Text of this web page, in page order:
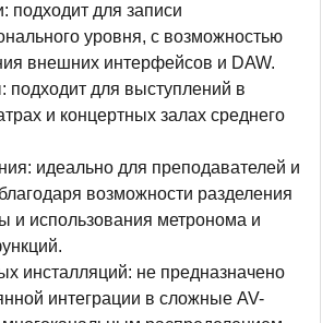
подходит для записи
уровня, с возможностью
внешних интерфейсов и DAW.
подходит для выступлений в
и концертных залах среднего
идеально для преподавателей и
возможности разделения
и использования метронома и
инсталляций: не предназначено
интеграции в сложные AV-